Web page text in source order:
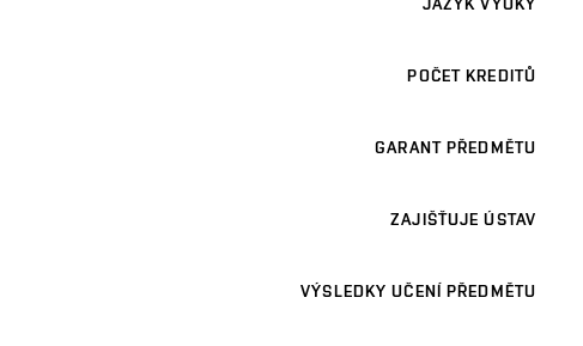
POČET KREDITŮ
GARANT PŘEDMĚTU
ZAJIŠŤUJE ÚSTAV
VÝSLEDKY UČENÍ PŘEDMĚTU